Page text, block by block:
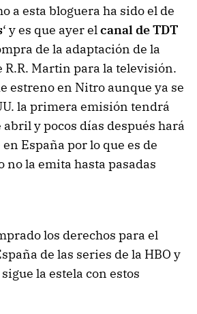
a esta bloguera ha sido el de
‘ y es que ayer elcanal de TDT
de la adaptación de la
R.R. Martin para la televisión.
estreno en Nitro aunque ya se
la primera emisión tendrá
y pocos días después hará
en España por lo que es de
no la emita hasta pasadas
los derechos para el
de las series de la HBO y
la estela con estos